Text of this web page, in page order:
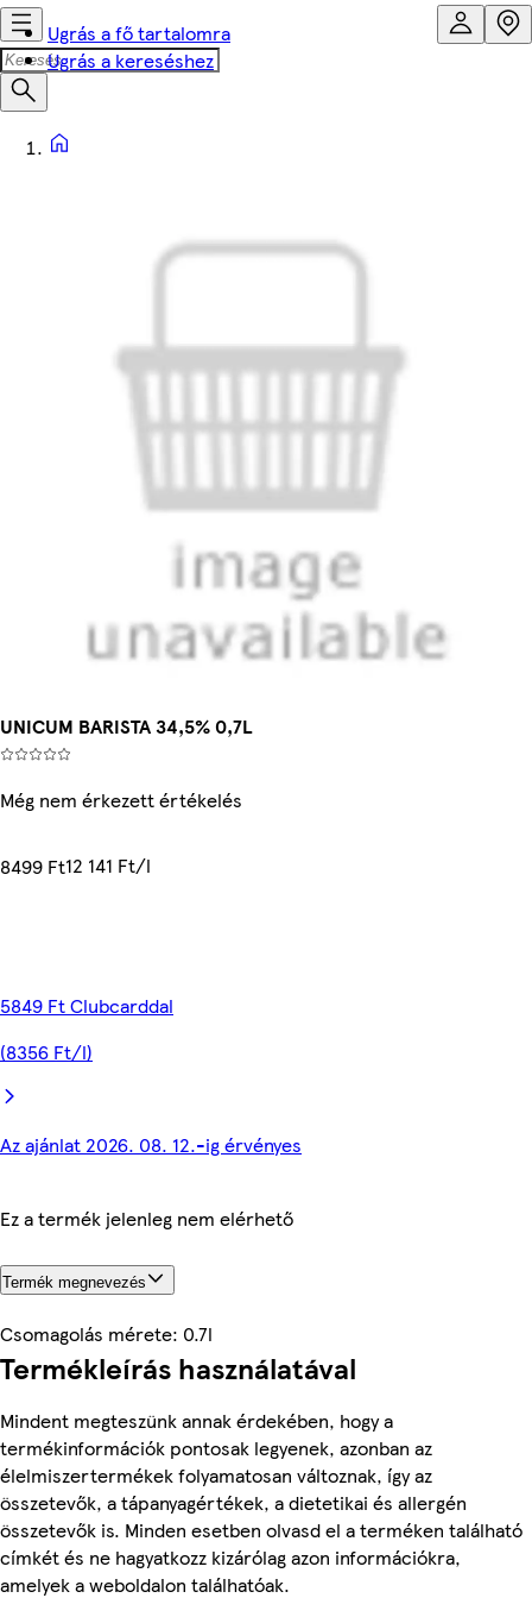
Ugrás a fő tartalomra
Ugrás a kereséshez
UNICUM BARISTA 34,5% 0,7L
Még nem érkezett értékelés
8499 Ft12 141 Ft/l
5849 Ft Clubcarddal
(8356 Ft/l)
Az ajánlat 2026. 08. 12.-ig érvényes
Ez a termék jelenleg nem elérhető
Termék megnevezés
Csomagolás mérete: 0.7l
Termékleírás használatával
Mindent megteszünk annak érdekében, hogy a
termékinformációk pontosak legyenek, azonban az
élelmiszertermékek folyamatosan változnak, így az
összetevők, a tápanyagértékek, a dietetikai és allergén
összetevők is. Minden esetben olvasd el a terméken található
címkét és ne hagyatkozz kizárólag azon információkra,
amelyek a weboldalon találhatóak.